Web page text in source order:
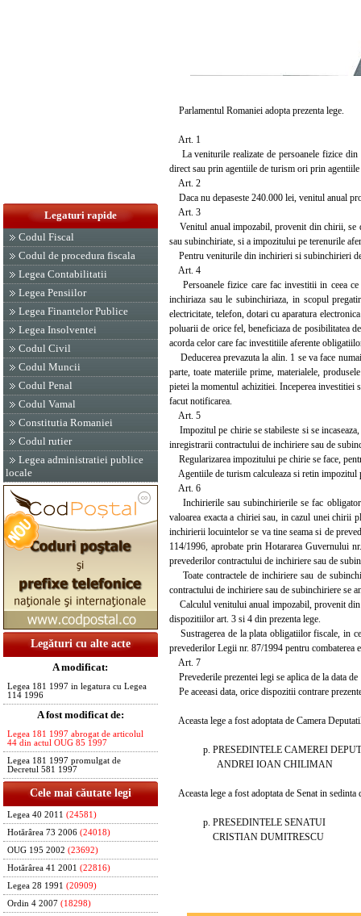
Legaturi rapide
Codul Fiscal
Codul de procedura fiscala
Legea Contabilitatii
Legea Pensiilor
Legea Finantelor Publice
Legea Insolventei
Codul Civil
Codul Muncii
Codul Penal
Codul Vamal
Constitutia Romaniei
Codul rutier
Legea administratiei publice
locale
Legături cu alte acte
A modificat:
Legea 181 1997 in legatura cu Legea
114 1996
A fost modificat de:
Legea 181 1997 abrogat de articolul
44 din actul OUG 85 1997
Legea 181 1997 promulgat de
Decretul 581 1997
Cele mai căutate legi
Legea 40 2011 (24581)
Hotărârea 73 2006 (24018)
OUG 195 2002 (23692)
Hotărârea 41 2001 (22816)
Legea 28 1991 (20909)
Ordin 4 2007 (18298)
Parlamentul Romaniei adopta prezenta lege.
Art. 1
La veniturile realizate de persoanele fizice din
direct sau prin agentiile de turism ori prin
Art. 2
Daca nu depaseste 240.000 lei, venitul anual
Art. 3
Venitul anual impozabil, provenit din chirii, se
sau subinchiriate, si a impozitului pe terenurile
Pentru veniturile din inchirieri si subinchirieri de
Art. 4
Persoanele fizice care fac investitii in ceea ce
inchiriaza sau le subinchiriaza, in scopul
electricitate, telefon, dotari cu aparatura
poluarii de orice fel, beneficiaza de posibilitatea
acorda celor care fac investitiile aferente
Deducerea prevazuta la alin. 1 se va face
parte, toate materiile prime, materialele,
pietei la momentul achizitiei. Inceperea investitiei
facut notificarea.
Art. 5
Impozitul pe chirie se stabileste si se
inregistrarii contractului de inchiriere sau de
Regularizarea impozitului pe chirie se face,
Agentiile de turism calculeaza si retin impozitul
Art. 6
Inchirierile sau subinchirierile se fac
valoarea exacta a chiriei sau, in cazul unei chirii
inchirierii locuintelor se va tine seama si de
114/1996, aprobate prin Hotararea Guvernului
prevederilor contractului de inchiriere sau de
Toate contractele de inchiriere sau de
contractului de inchiriere sau de subinchiriere se
Calculul venitului anual impozabil, provenit din
dispozitiilor art. 3 si 4 din prezenta lege.
Sustragerea de la plata obligatiilor fiscale, in
prevederilor Legii nr. 87/1994 pentru combaterea
Art. 7
Prevederile prezentei legi se aplica de la data
Pe aceeasi data, orice dispozitii contrare
Aceasta lege a fost adoptata de Camera
p. PRESEDINTELE CAMEREI
ANDREI IOAN CHILIMAN
Aceasta lege a fost adoptata de Senat in
p. PRESEDINTELE SENATUI
CRISTIAN DUMITRESCU